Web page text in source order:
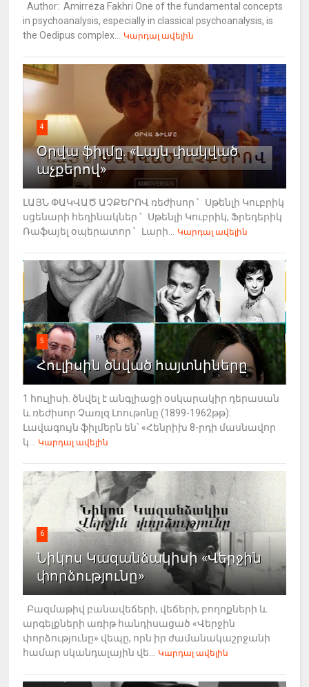
Author: Amirreza Fakhri One of the fundamental concepts
in psychoanalysis, especially in classical psychoanalysis, is
the Oedipus complex...
Կարդալ ավելին
4
Օրվա ֆիլմը. «Լայն փակված
աչքերով»
ԼԱՅՆ ՓԱԿՎԱԾ ԱՉՔԵՐՈՎ ռեժիսոր ՝ Սթենլի Կուբրիկ
սցենարի հեղինակներ ՝ Սթենլի Կուբրիկ, Ֆրեդերիկ
Ռաֆայել օպերատոր ՝ Լարի...
Կարդալ ավելին
5
Հուլիսին ծնված հայտնիները
1 հուլիսի. ծնվել է անգլիացի օսկարակիր դերասան
և ռեժիսոր Չառլզ Լոութոնը (1899-1962թթ):
Լավագույն ֆիլմերն են` «Հենրիխ 8-րդի մասնավոր
կ...
Կարդալ ավելին
6
Նիկոս Կազանձակիսի «Վերջին
փորձությունը»
Բազմաթիվ բանավեճերի, վեճերի, բողոքների և
արգելքների առիթ հանդիսացած «Վերջին
փորձությունը» վեպը, որն իր ժամանակաշրջանի
համար սկանդալային վե...
Կարդալ ավելին